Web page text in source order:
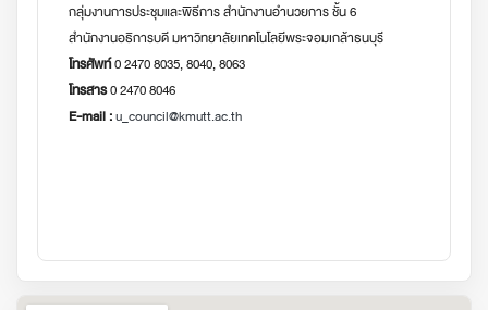
กลุ่มงานการประชุมและพิธีการ สำนักงานอำนวยการ ชั้น 6
สำนักงานอธิการบดี มหาวิทยาลัยเทคโนโลยีพระจอมเกล้าธนบุรี
โทรศัพท์0 2470 8035, 8040, 8063
โทรสาร0 2470 8046
E-mail :u_council@kmutt.ac.th